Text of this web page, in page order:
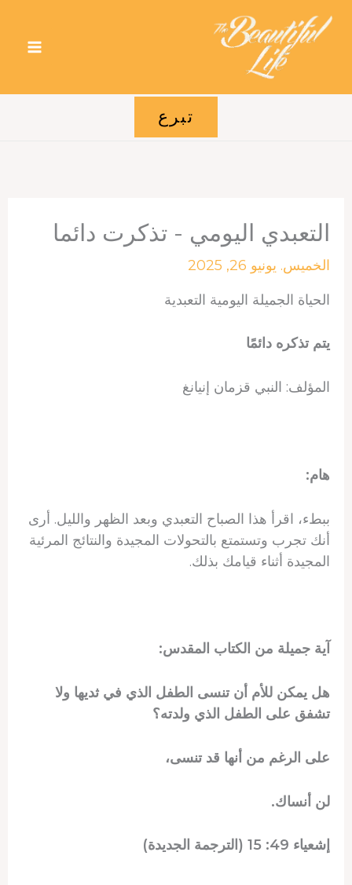
تبرع
التعبدي اليومي - تذكرت دائما
الخميس. يونيو 26, 2025
الحياة الجميلة اليومية التعبدية
يتم تذكره دائمًا
المؤلف: النبي قزمان إنيانغ
هام:
ببطء، اقرأ هذا الصباح التعبدي وبعد الظهر والليل. أرى
أنك تجرب وتستمتع بالتحولات المجيدة والنتائج المرئية
المجيدة أثناء قيامك بذلك.
آية جميلة من الكتاب المقدس:
هل يمكن للأم أن تنسى الطفل الذي في ثديها ولا
تشفق على الطفل الذي ولدته؟
على الرغم من أنها قد تنسى،
لن أنساك.
إشعياء 49: 15 (الترجمة الجديدة)